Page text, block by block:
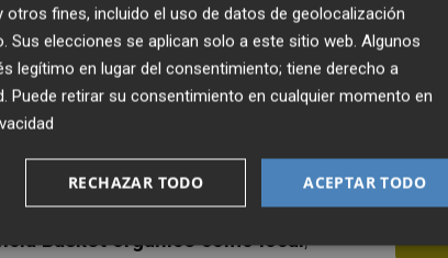
supone también un nuevo récord, y es
de la pasada temporada en total fue
vendidas para cada partido.
a sacar las entradas a la venta para
Basket organice como local,
fines, incluido el uso de datos de geolocalización
elecciones se aplican solo a este sitio web. Algunos
legítimo en lugar del consentimiento; tiene derecho a
. Puede retirar su consentimiento en cualquier momento en
ACEPTAR TODO
RECHAZAR TODO